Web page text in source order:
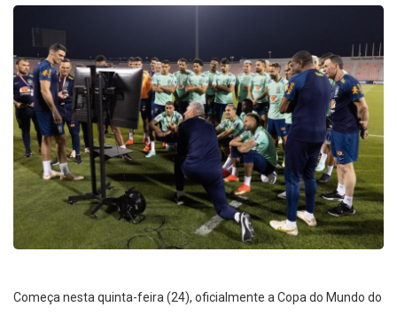
Começa nesta quinta-feira (24), oficialmente a Copa do Mundo do